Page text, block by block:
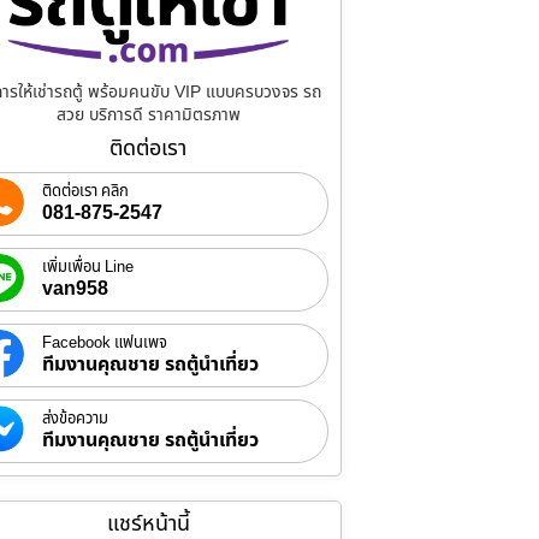
รให้เช่ารถตู้ พร้อมคนขับ VIP แบบครบวงจร รถ
สวย บริการดี ราคามิตรภาพ
ติดต่อเรา
ติดต่อเรา คลิก
081-875-2547
เพิ่มเพื่อน Line
van958
Facebook แฟนเพจ
ทีมงานคุณชาย รถตู้นำเที่ยว
ส่งข้อความ
ทีมงานคุณชาย รถตู้นำเที่ยว
แชร์หน้านี้